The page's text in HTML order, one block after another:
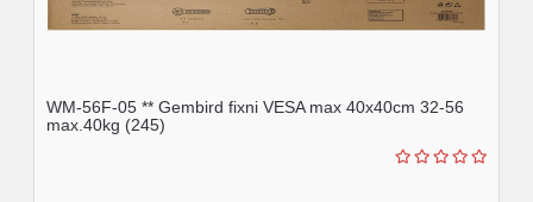
WM-56F-05 ** Gembird fixni VESA max 40x40cm 32-56
max.40kg (245)